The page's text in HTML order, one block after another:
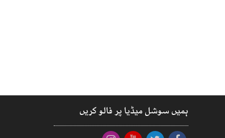
ہمیں سوشل میڈیا پر فالو کریں